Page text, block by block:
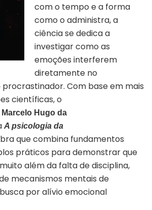
com o tempo e a forma
como o administra, a
ciência se dedica a
investigar como as
emoções interferem
diretamente no
Com base em mais
científicas, o
Marcelo Hugo da
A psicologia da
que combina fundamentos
práticos para demonstrar que
além da falta de disciplina,
mecanismos mentais de
por alívio emocional